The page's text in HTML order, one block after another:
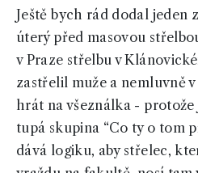
Ještě bych rád dodal jeden
úterý před masovou
v Praze střelbu v
zastřelil muže a nemluvně
hrát na všeználka -
tupá skupina “Co ty o tom
dává logiku, aby střelec,